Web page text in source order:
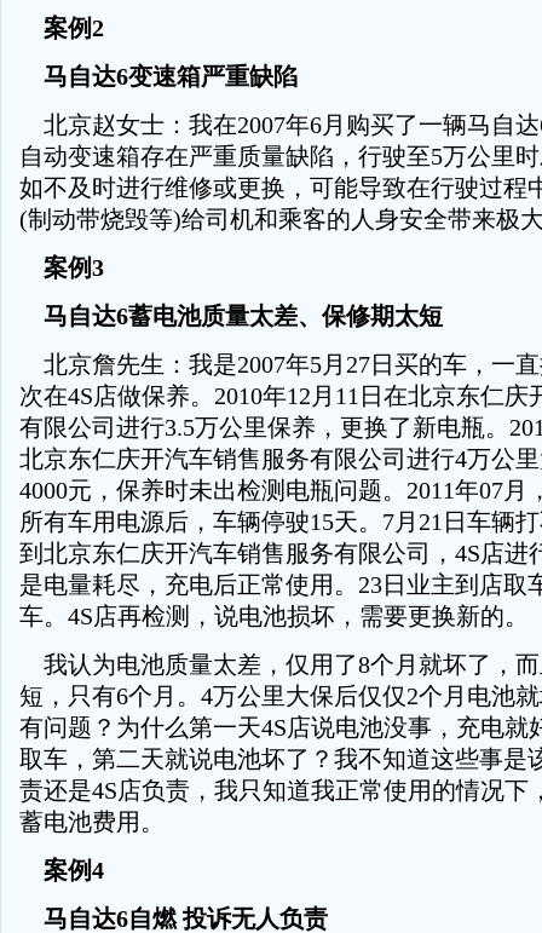
案例2
马自达6变速箱严重缺陷
北京赵女士：我在2007年6月购买了一辆马自
自动变速箱存在严重质量缺陷，行驶至5万公里
如不及时进行维修或更换，可能导致在行驶过程
(制动带烧毁等)给司机和乘客的人身安全带来极
案例3
马自达6蓄电池质量太差、保修期太短
北京詹先生：我是2007年5月27日买的车，一
次在4S店做保养。2010年12月11日在北京东仁庆
有限公司进行3.5万公里保养，更换了新电瓶。
北京东仁庆开汽车销售服务有限公司进行4万公
4000元，保养时未出检测电瓶问题。2011年07月
所有车用电源后，车辆停驶15天。7月21日车辆
到北京东仁庆开汽车销售服务有限公司，4S店进
是电量耗尽，充电后正常使用。23日业主到店取
车。4S店再检测，说电池损坏，需要更换新的。
我认为电池质量太差，仅用了8个月就坏了，
短，只有6个月。4万公里大保后仅仅2个月电池
有问题？为什么第一天4S店说电池没事，充电就
取车，第二天就说电池坏了？我不知道这些事是
责还是4S店负责，我只知道我正常使用的情况下
蓄电池费用。
案例4
马自达6自燃 投诉无人负责